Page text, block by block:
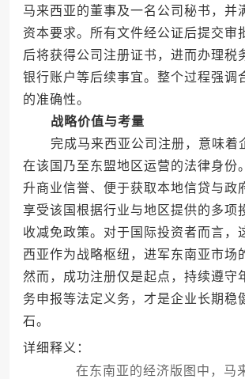
马来西亚的董事及一名公司秘书，并
资本要求。所有文件经公证后提交审
后将获得公司注册证书，进而办理税
银行账户等后续事宜。整个过程强调
的准确性。
战略价值与考量
完成马来西亚公司注册，意味着
在该国乃至东盟地区运营的法律身份
升商业信誉、便于获取本地信贷与政
享受该国根据行业与地区提供的多项
收减免政策。对于国际投资者而言，
西亚作为战略枢纽，进军东南亚市场
然而，成功注册仅是起点，持续遵守
务申报等法定义务，才是企业长期稳
石。
详细释义：
在东南亚的经济版图中，马